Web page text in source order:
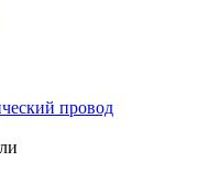
провод